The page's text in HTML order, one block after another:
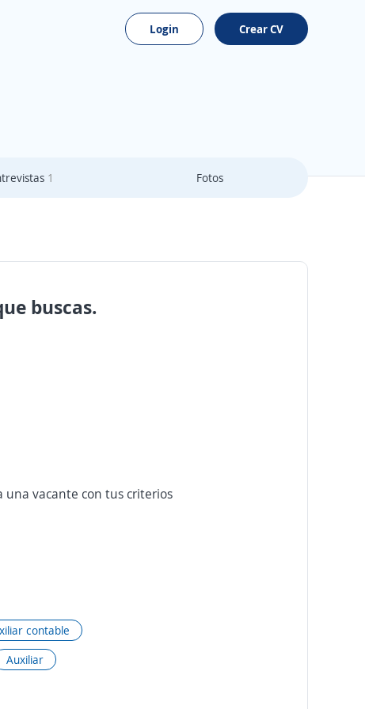
Login Crear CV
1 Fotos
buscas.
una vacante con tus criterios
contable
Auxiliar